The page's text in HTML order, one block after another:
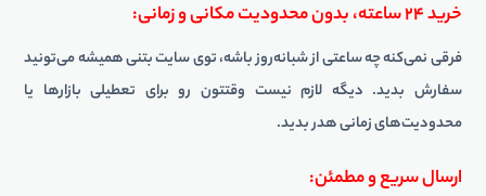
خرید ۲۴ ساعته، بدون محدودیت مکانی و زمانی:
فرقی نمی‌کنه چه ساعتی از شبانه‌روز باشه، توی سایت بتنی همیشه می‌تونید
سفارش بدید. دیگه لازم نیست وقتتون رو برای تعطیلی بازارها یا
محدودیت‌های زمانی هدر بدید.
ارسال سریع و مطمئن: